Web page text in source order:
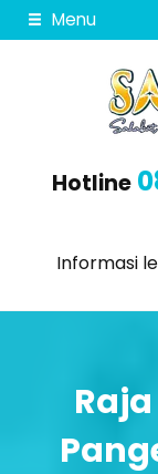
Menu
Hotline
Informasi